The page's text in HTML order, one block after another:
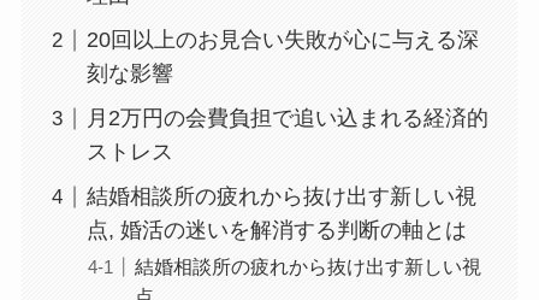
20回以上のお見合い失敗が心に与える深
刻な影響
月2万円の会費負担で追い込まれる経済的
ストレス
結婚相談所の疲れから抜け出す新しい視
点, 婚活の迷いを解消する判断の軸とは
結婚相談所の疲れから抜け出す新しい視